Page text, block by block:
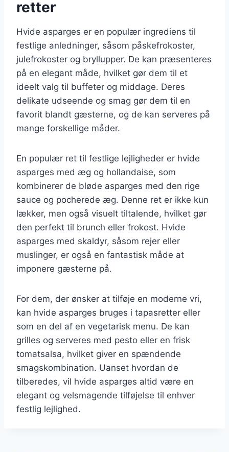
retter
Hvide asparges er en populær ingrediens til
festlige anledninger, såsom påskefrokoster,
julefrokoster og bryllupper. De kan præsenteres
på en elegant måde, hvilket gør dem til et
ideelt valg til buffeter og middage. Deres
delikate udseende og smag gør dem til en
favorit blandt gæsterne, og de kan serveres på
mange forskellige måder.
En populær ret til festlige lejligheder er hvide
asparges med æg og hollandaise, som
kombinerer de bløde asparges med den rige
sauce og pocherede æg. Denne ret er ikke kun
lækker, men også visuelt tiltalende, hvilket gør
den perfekt til brunch eller frokost. Hvide
asparges med skaldyr, såsom rejer eller
muslinger, er også en fantastisk måde at
imponere gæsterne på.
For dem, der ønsker at tilføje en moderne vri,
kan hvide asparges bruges i tapasretter eller
som en del af en vegetarisk menu. De kan
grilles og serveres med pesto eller en frisk
tomatsalsa, hvilket giver en spændende
smagskombination. Uanset hvordan de
tilberedes, vil hvide asparges altid være en
elegant og velsmagende tilføjelse til enhver
festlig lejlighed.